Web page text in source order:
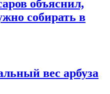
объяснил,
собирать в
вес арбуза